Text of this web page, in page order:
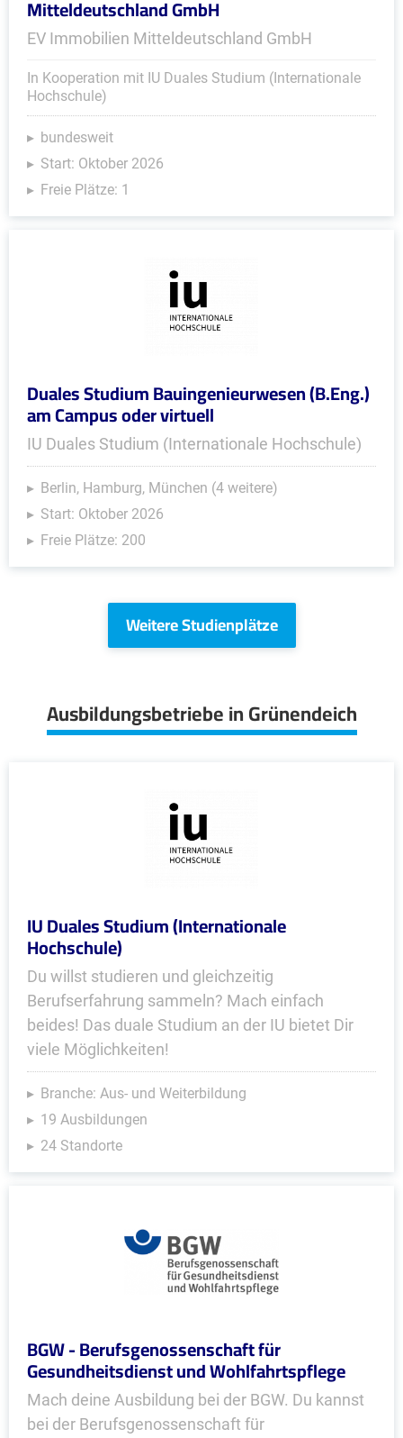
Mitteldeutschland GmbH
EV Immobilien Mitteldeutschland GmbH
In Kooperation mit IU Duales Studium (Internationale
Hochschule)
bundesweit
Start: Oktober 2026
Freie Plätze: 1
Duales Studium Bauingenieurwesen (B.Eng.)
am Campus oder virtuell
IU Duales Studium (Internationale Hochschule)
Berlin, Hamburg, München (4 weitere)
Start: Oktober 2026
Freie Plätze: 200
Weitere Studienplätze
Ausbildungsbetriebe in Grünendeich
IU Duales Studium (Internationale
Hochschule)
Du willst studieren und gleichzeitig
Berufserfahrung sammeln? Mach einfach
beides! Das duale Studium an der IU bietet Dir
viele Möglichkeiten!
Branche: Aus- und Weiterbildung
19 Ausbildungen
24 Standorte
BGW - Berufsgenossenschaft für
Gesundheitsdienst und Wohlfahrtspflege
Mach deine Ausbildung bei der BGW. Du kannst
bei der Berufsgenossenschaft für